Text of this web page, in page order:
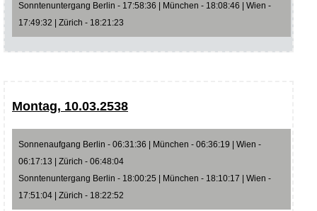
Sonntenuntergang Berlin - 17:58:36 | München - 18:08:46 | Wien -
17:49:32 | Zürich - 18:21:23
Montag, 10.03.2538
Sonnenaufgang Berlin - 06:31:36 | München - 06:36:19 | Wien -
06:17:13 | Zürich - 06:48:04
Sonntenuntergang Berlin - 18:00:25 | München - 18:10:17 | Wien -
17:51:04 | Zürich - 18:22:52